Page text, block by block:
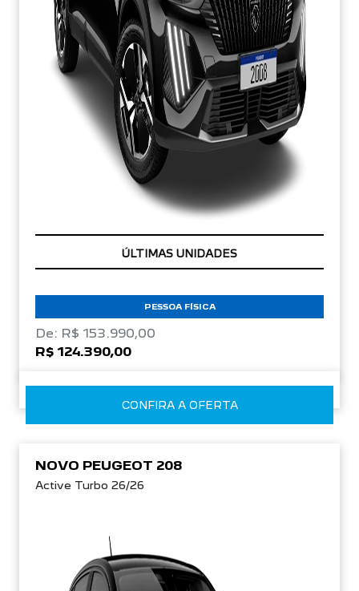
TAXA ZERO
PESSOA FÍSICA
De: R$ 153.990,00
R$ 124.390,00
CONFIRA A OFERTA
NOVO PEUGEOT 208
Active Turbo 26/26